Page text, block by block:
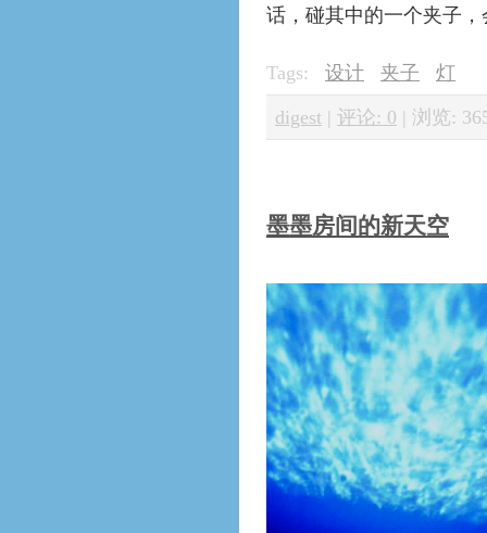
话，碰其中的一个夹子
Tags: 设计 夹子 灯
digest | 评论: 0 | 浏览:
墨墨房间的新天空